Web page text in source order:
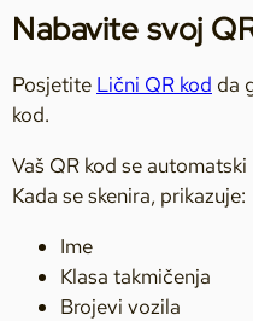
Nabavite svoj
Posjetite Lični QR kod da
kod.
Vaš QR kod se
Kada se skenira, prikazuje:
Ime
Klasa takmičenja
Brojevi vozila